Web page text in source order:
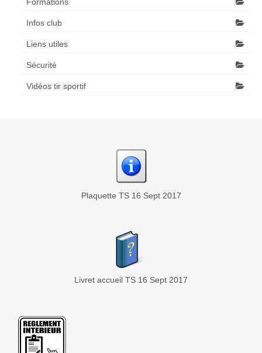
Infos club
Liens utiles
Sécurité
Vidéos tir sportif
Plaquette TS 16 Sept 2017
Livret accueil TS 16 Sept 2017